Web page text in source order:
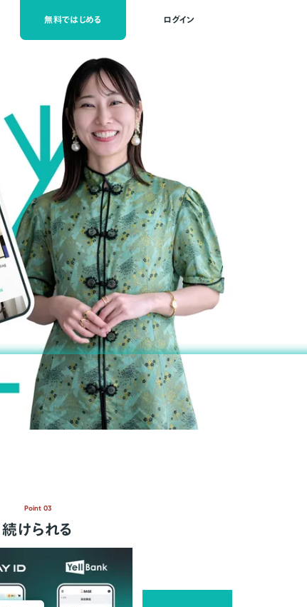
無料ではじめる ログイン
Point 03
続けられる